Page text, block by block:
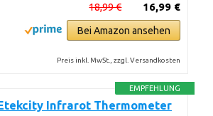
16,99 €
18,99 €
Bei Amazon ansehen
Preis inkl. MwSt., zzgl. Versandkosten
EMPFEHLUNG
Infrarot Thermometer